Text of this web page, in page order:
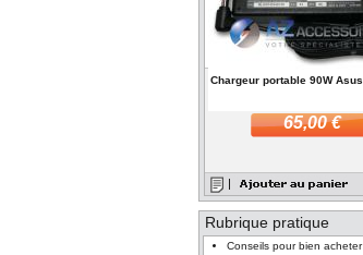
Chargeur portable 90W Asus
65,00 €
Rubrique pratique
Conseils pour bien acheter